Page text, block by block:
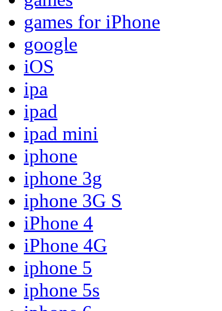
games for iPhone
google
iOS
ipa
ipad
ipad mini
iphone
iphone 3g
iphone 3G S
iPhone 4
iPhone 4G
iphone 5
iphone 5s